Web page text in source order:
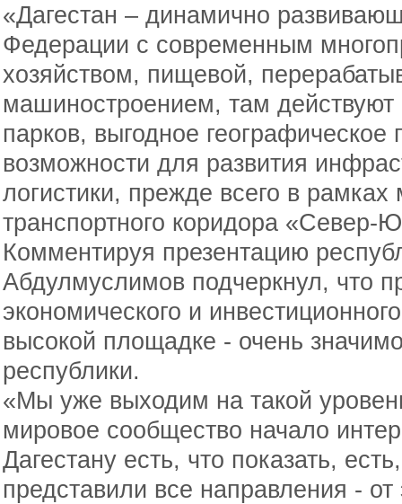
«Дагестан – динамично
Федерации с современным
хозяйством, пищевой,
машиностроением, там
парков, выгодное географическое
возможности для развития
логистики, прежде всего в
транспортного коридора «Север-
Комментируя презентацию
Абдулмуслимов подчеркнул, что
экономического и
высокой площадке - очень
республики.
«Мы уже выходим на такой
мировое сообщество начало
Дагестану есть, что показать,
представили все направления - от